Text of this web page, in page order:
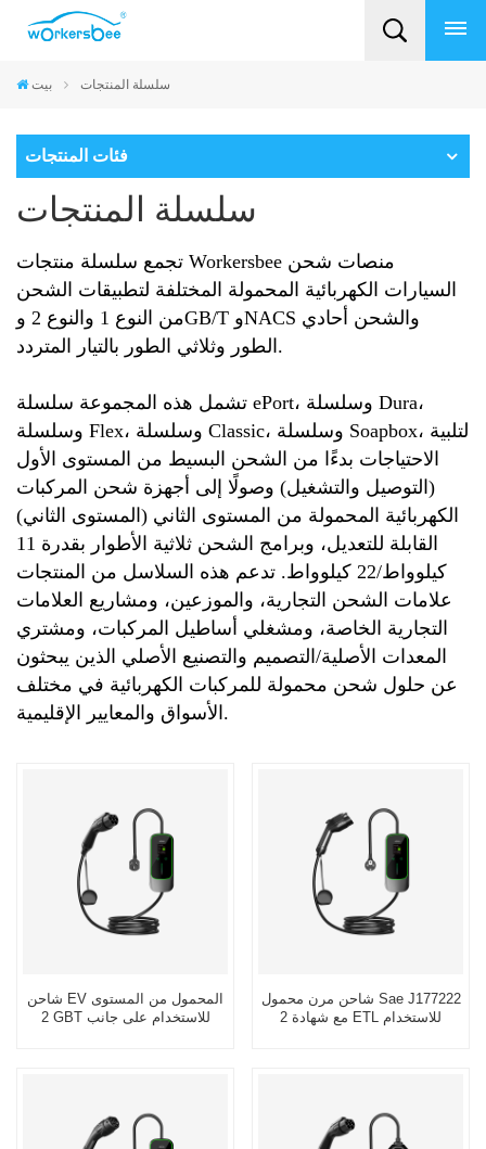
بيت سلسلة المنتجات
فئات المنتجات
سلسلة المنتجات
تجمع سلسلة منتجات Workersbee منصات شحن
السيارات الكهربائية المحمولة المختلفة لتطبيقات الشحن
من النوع 1 والنوع 2 وGB/T وNACS والشحن أحادي
الطور وثلاثي الطور بالتيار المتردد.
تشمل هذه المجموعة سلسلة ePort، وسلسلة Dura،
وسلسلة Flex، وسلسلة Classic، وسلسلة Soapbox، لتلبية
الاحتياجات بدءًا من الشحن البسيط من المستوى الأول
(التوصيل والتشغيل) وصولًا إلى أجهزة شحن المركبات
الكهربائية المحمولة من المستوى الثاني (المستوى الثاني)
القابلة للتعديل، وبرامج الشحن ثلاثية الأطوار بقدرة 11
كيلوواط/22 كيلوواط. تدعم هذه السلاسل من المنتجات
علامات الشحن التجارية، والموزعين، ومشاريع العلامات
التجارية الخاصة، ومشغلي أساطيل المركبات، ومشتري
المعدات الأصلية/التصميم والتصنيع الأصلي الذين يبحثون
عن حلول شحن محمولة للمركبات الكهربائية في مختلف
الأسواق والمعايير الإقليمية.
شاحن EV المحمول من المستوى
2 GBT للاستخدام على جانب
شاحن مرن محمول Sae J177222
2 مع شهادة ETL للاستخدام